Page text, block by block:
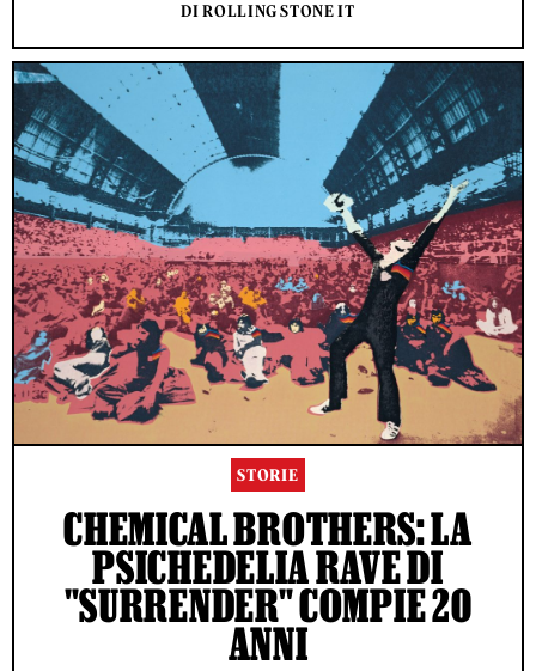
DI ROLLING STONE IT
STORIE
CHEMICAL BROTHERS: LA
PSICHEDELIA RAVE DI
"SURRENDER" COMPIE 20
ANNI